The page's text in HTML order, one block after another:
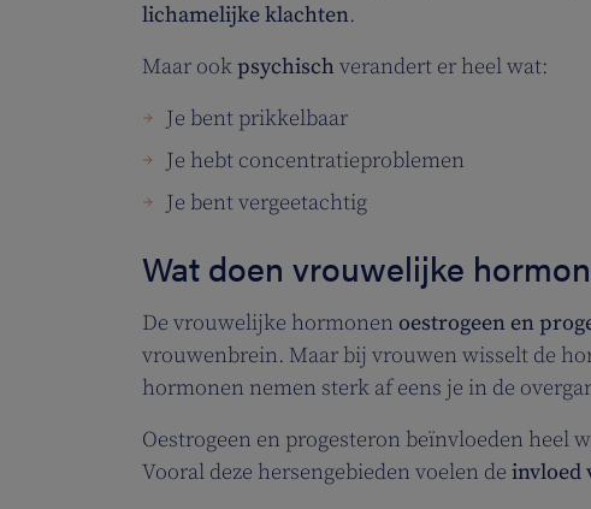
lichamelijke klachten.
Maar ookpsychisch verandert er heel wat:
Je bent prikkelbaar
Je hebt concentratieproblemen
Je bent vergeetachtig
Wat doen vrouwelijke
De vrouwelijke hormonen oestrogeen en
vrouwenbrein. Maar bij vrouwen wisselt de
hormonen nemen sterk af eens je in de
Oestrogeen en progesteron beïnvloeden heel
Vooral deze hersengebieden voelen de invloed